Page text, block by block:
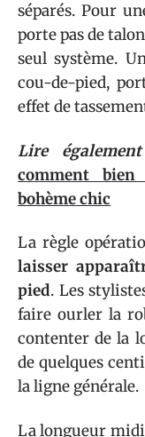
séparés. Pour
porte pas de
seul système.
cou-de-pied,
effet de
Lire
comment
bohème chic
La règle
laisser
pied. Les
faire ourler la
contenter de la
de quelques
la ligne générale.
La longueur